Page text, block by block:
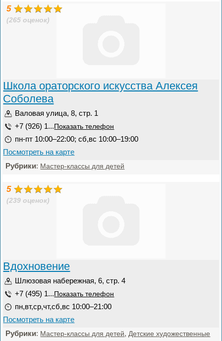
5
(265 оценок)
Школа ораторского искусства Алексея
Соболева
Валовая улица, 8, стр. 1
+7 (926) 1... Показать телефон
пн-пт 10:00–22:00; сб,вс 10:00–19:00
Посмотреть на карте
Рубрики: Мастер-классы для детей
5
(239 оценок)
Вдохновение
Шлюзовая набережная, 6, стр. 4
+7 (495) 1... Показать телефон
пн,вт,ср,чт,сб,вс 10:00–21:00
Посмотреть на карте
Рубрики: Мастер-классы для детей, Детские художественные